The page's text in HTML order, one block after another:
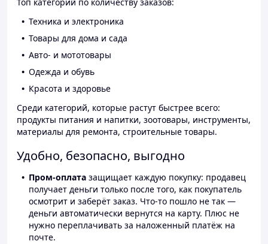
Техника и электроника
Товары для дома и сада
Авто- и мототовары
Одежда и обувь
Красота и здоровье
Среди категорий, которые растут быстрее всего:
продукты питания и напитки, зоотовары, инструменты,
материалы для ремонта, строительные товары.
Удобно, безопасно, выгодно
Пром-оплата защищает каждую покупку: продавец
получает деньги только после того, как покупатель
осмотрит и заберёт заказ. Что-то пошло не так —
деньги автоматически вернутся на карту. Плюс не
нужно переплачивать за наложенный платёж на
почте.